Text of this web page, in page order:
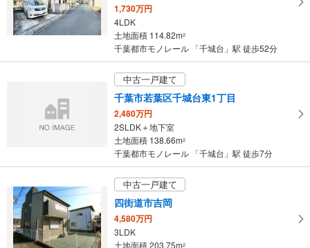
1,730万円
4LDK
土地面積 114.82m2
千葉都市モノレール 「千城台」駅 徒歩52分
中古一戸建て
千葉市若葉区千城台東1丁目
2,480万円
2SLDK＋地下室
土地面積 138.66m2
千葉都市モノレール 「千城台」駅 徒歩7分
中古一戸建て
四街道市吉岡
4,580万円
3LDK
土地面積 203.75m2